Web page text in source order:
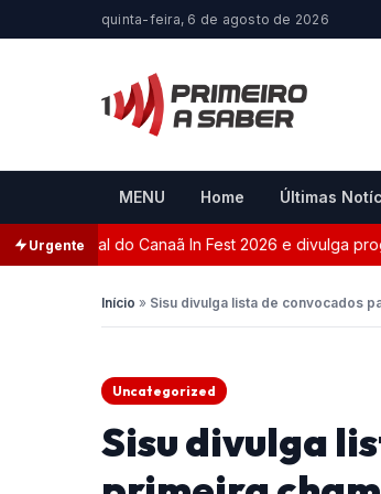
quinta-feira, 6 de agosto de 2026
MENU Home Últimas
Urgente
site oficial do Canaã In Fest 2026 e divulga
Início » Sisu divulga lista de convocados
Uncategorized
Sisu divulga